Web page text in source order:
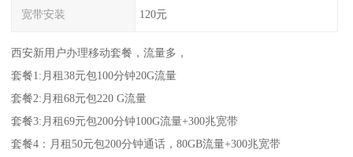
宽带安装 120元
西安新用户办理移动套餐，流量多，
套餐1:月租38元包100分钟20G流量
套餐2:月租68元包220 G流量
套餐3:月租69元包200分钟100G流量+300兆宽带
套餐4：月租50元包200分钟通话，80GB流量+300兆宽带